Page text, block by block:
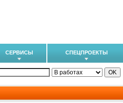
СЕРВИСЫ СПЕЦПРОЕКТЫ